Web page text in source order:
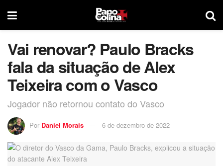
Vai renovar? Paulo Bracks
fala da situação de Alex
Teixeira com o Vasco
Jogador não retornou contato do Vasco
Por Daniel Morais 6 de dezembro de 2022